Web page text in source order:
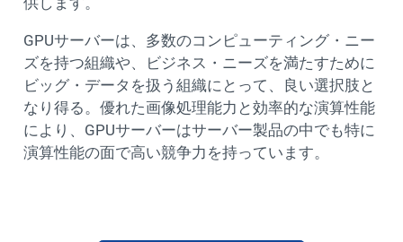
GPUサーバーは、多数のコンピューティング・ニー
ズを持つ組織や、ビジネス・ニーズを満たすために
ビッグ・データを扱う組織にとって、良い選択肢と
なり得る。優れた画像処理能力と効率的な演算性能
により、GPUサーバーはサーバー製品の中でも特に
演算性能の面で高い競争力を持っています。